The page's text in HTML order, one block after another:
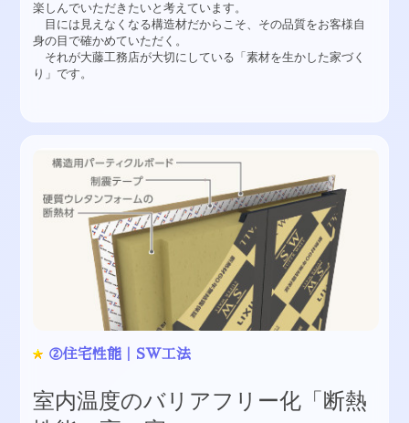
楽しんでいただきたいと考えています。
目には見えなくなる構造材だからこそ、その品質をお客様自
身の目で確かめていただく。
それが大藤工務店が大切にしている「素材を生かした家づく
り」です。
②住宅性能｜SW工法
室内温度のバリアフリー化「断熱